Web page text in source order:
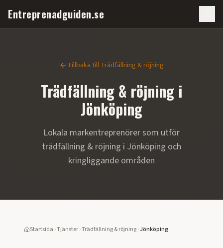
Entreprenadguiden.se
Tillbaka till Trädfällning & röjning
Trädfällning & röjning i
Jönköping
Lokala markentreprenörer som utför
trädfällning & röjning i Jönköping och
kringliggande områden
Startsida ›Tjänster›Trädfällning & röjning›Jönköping